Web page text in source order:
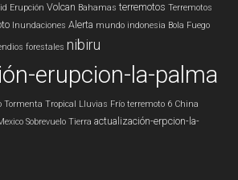
Erupción Volcan Bahamas terremotos Terremotos
Inundaciones Alerta mundo indonesia Bola Fuego
forestales nibiru
erupcion-la-palma
Tormenta Tropical Lluvias Frío terremoto 6 China
Sobrevuelo Tierra actualización-erpcion-la-